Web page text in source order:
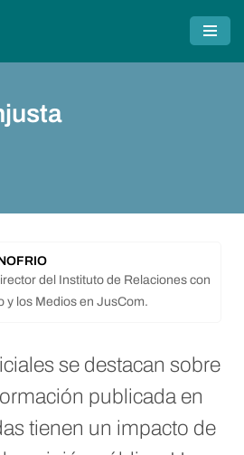
del Instituto de Relaciones con
y los Medios en JusCom.
se destacan sobre
publicada en
tienen un impacto de